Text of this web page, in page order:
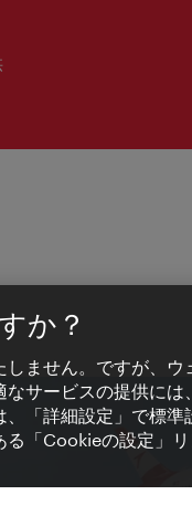
か？
しません。ですが、
サービスの提供に
「詳細設定」で標
る「Cookieの設定」